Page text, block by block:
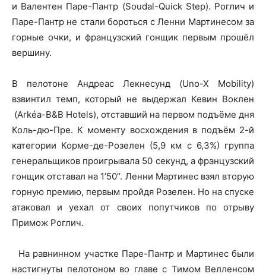
и Валентен Паре-Пантр (Soudal-Quick Step). Роглич и
Паре-Пантр не стали бороться с Ленни Мартинесом за
горные очки, и французский гонщик первым прошёл
вершину.
В пелотоне Андреас Лекнесунд (Uno-X Mobility)
взвинтил темп, который не выдержал Кевин Воклен
(Arkéa-B&B Hotels), отставший на первом подъёме дня
Коль-дю-Пре. К моменту восхождения в подъём 2-й
категории Корме-де-Розелен (5,9 км с 6,3%) группа
генеральщиков проигрывала 50 секунд, а французский
гонщик отставал на 1’50’’. Ленни Мартинес взял вторую
горную премию, первым пройдя Розелен. Но на спуске
атаковал и уехал от своих попутчиков по отрыву
Примож Роглич.
На равнинном участке Паре-Пантр и Мартинес были
настигнуты пелотоном во главе с Тимом Велленсом